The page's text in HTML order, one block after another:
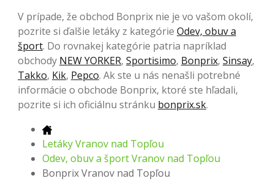
V prípade, že obchod Bonprix nie je vo vašom okolí,
pozrite si ďalšie letáky z kategórie Odev, obuv a
šport. Do rovnakej kategórie patria napríklad
obchody NEW YORKER, Sportisimo, Bonprix, Sinsay,
Takko, Kik, Pepco. Ak ste u nás nenašli potrebné
informácie o obchode Bonprix, ktoré ste hľadali,
pozrite si ich oficiálnu stránku bonprix.sk.
Letáky Vranov nad Topľou
Odev, obuv a šport Vranov nad Topľou
Bonprix Vranov nad Topľou